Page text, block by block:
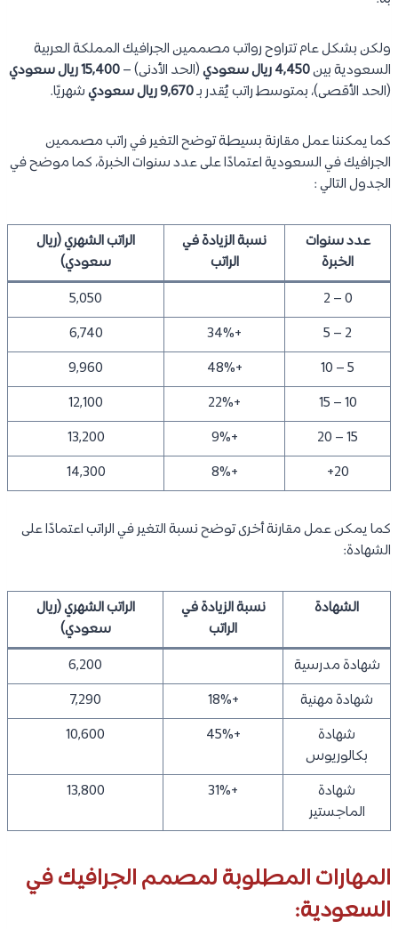
ولكن بشكل عام تتراوح رواتب مصممين الجرافيك المملكة العربية
السعودية بين4,450 ريال سعودي (الحد الأدنى) –15,400 ريال سعودي
(الحد الأقصى)، بمتوسط راتب يُقدر بـ9,670 ريال سعودي شهريًا.
كما يمكننا عمل مقارنة بسيطة توضح التغير في راتب مصممين
الجرافيك في السعودية اعتمادًا على عدد سنوات الخبرة، كما موضح في
الجدول التالي :
عدد سنوات
الخبرة
نسبة الزيادة في
الراتب
الراتب الشهري (ريال
سعودي)
0 – 2
5,050
2 – 5
+34%
6,740
5 – 10
+48%
9,960
10 – 15
+22%
12,100
15 – 20
+9%
13,200
20+
+8%
14,300
كما يمكن عمل مقارنة أخرى توضح نسبة التغير في الراتب اعتمادًا على
الشهادة:
الشهادة
نسبة الزيادة في
الراتب
الراتب الشهري (ريال
سعودي)
شهادة مدرسية
6,200
شهادة مهنية
+18%
7,290
شهادة
بكالوريوس
+45%
10,600
شهادة
الماجستير
+31%
13,800
المهارات المطلوبة لمصمم الجرافيك في
السعودية: